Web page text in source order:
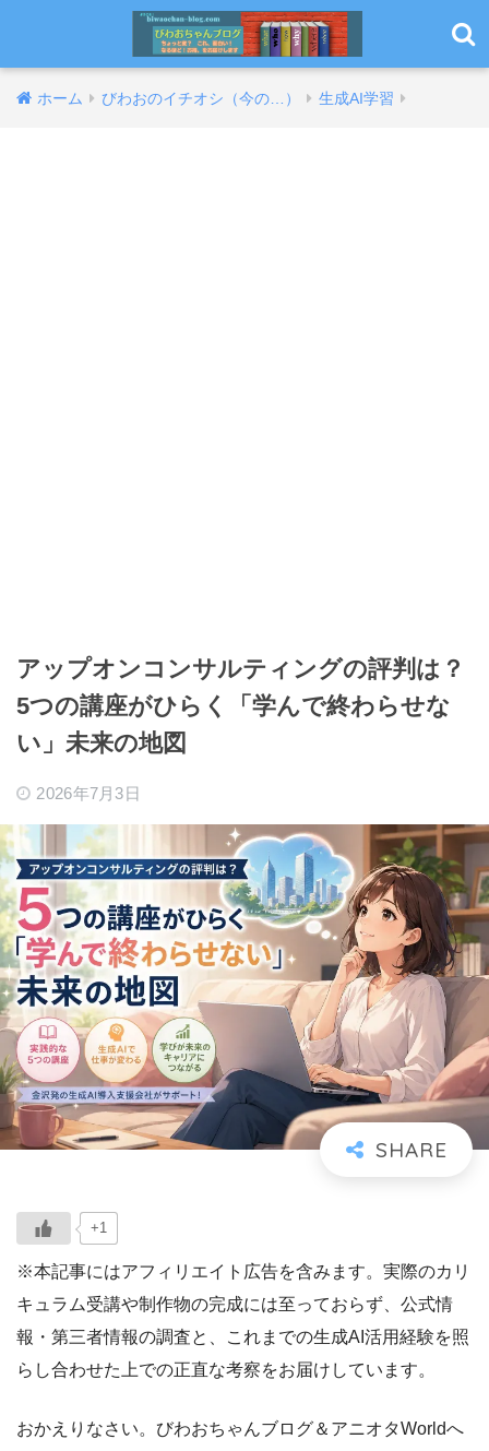
ホーム びわおのイチオシ（今の…） 生成AI学習
アップオンコンサルティングの評判は？
5つの講座がひらく「学んで終わらせな
い」未来の地図
2026年7月3日
+1
※本記事にはアフィリエイト広告を含みます。実際のカリ
キュラム受講や制作物の完成には至っておらず、公式情
報・第三者情報の調査と、これまでの生成AI活用経験を照
らし合わせた上での正直な考察をお届けしています。
おかえりなさい。びわおちゃんブログ＆アニオタWorldへ